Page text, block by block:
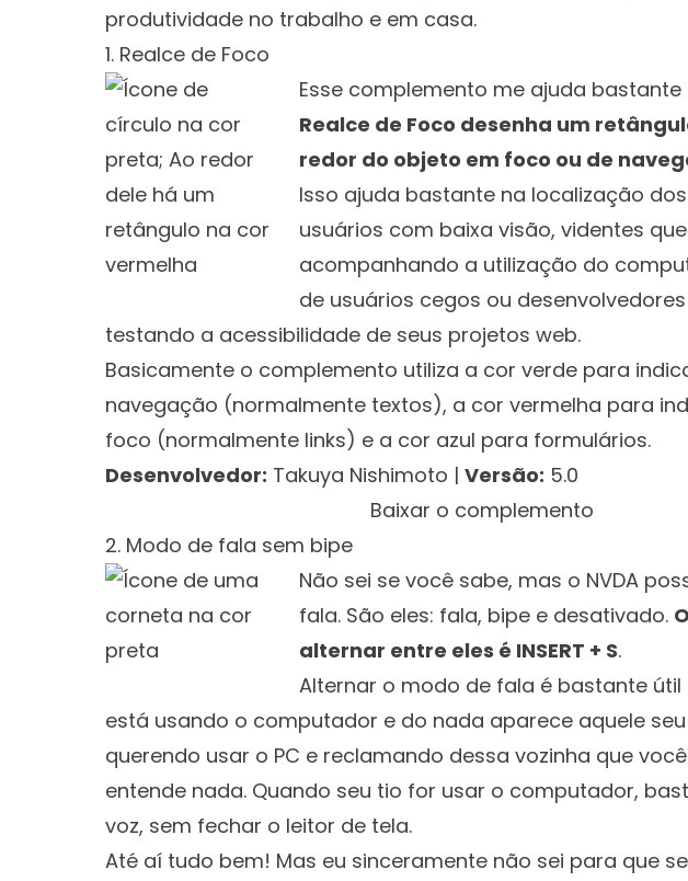
produtividade no trabalho e em casa.
1. Realce de Foco
Esse complemento me ajuda bastante
Realce de Foco desenha um
redor do objeto em foco ou de
Isso ajuda bastante na localização
usuários com baixa visão, videntes
acompanhando a utilização do
de usuários cegos ou
testando a acessibilidade de seus projetos web.
Basicamente o complemento utiliza a cor verde para
navegação (normalmente textos), a cor vermelha para
foco (normalmente links) e a cor azul para formulários.
Desenvolvedor: Takuya Nishimoto | Versão: 5.0
Clique aqui para
Baixar o complemento
2. Modo de fala sem bipe
Não sei se você sabe, mas o NVDA
fala. São eles: fala, bipe e desativado.
alternar entre eles é INSERT + S.
Alternar o modo de fala é bastante
está usando o computador e do nada aparece aquele
querendo usar o PC e reclamando dessa vozinha que
entende nada. Quando seu tio for usar o computador,
voz, sem fechar o leitor de tela.
Até aí tudo bem! Mas eu sinceramente não sei para que